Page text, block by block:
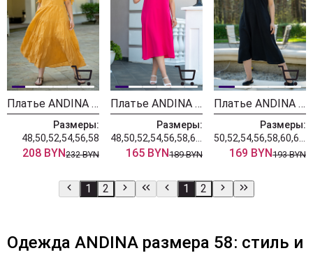
Платье ANDINA 806-2 манго
Размеры:
48,50,52,54,56,58
208 BYN232 BYN
Платье ANDINA 817-1 фуксия
Размеры:
165 BYN189 BYN
Платье ANDINA 817 черный
Размеры:
169 BYN193 BYN
1 2 1 2
Одежда ANDINA размера 58: стиль и